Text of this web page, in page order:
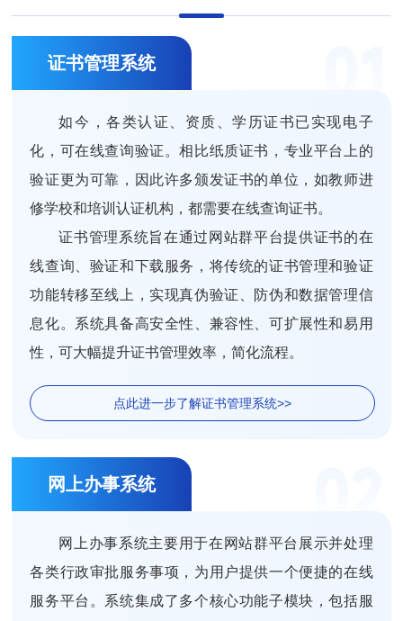
证书管理系统
如今，各类认证、资质、学历证书已实现电子
化，可在线查询验证。相比纸质证书，专业平台上的
验证更为可靠，因此许多颁发证书的单位，如教师进
修学校和培训认证机构，都需要在线查询证书。
证书管理系统旨在通过网站群平台提供证书的在
线查询、验证和下载服务，将传统的证书管理和验证
功能转移至线上，实现真伪验证、防伪和数据管理信
息化。系统具备高安全性、兼容性、可扩展性和易用
性，可大幅提升证书管理效率，简化流程。
点此进一步了解证书管理系统>>
网上办事系统
网上办事系统主要用于在网站群平台展示并处理
各类行政审批服务事项，为用户提供一个便捷的在线
服务平台。系统集成了多个核心功能子模块，包括服